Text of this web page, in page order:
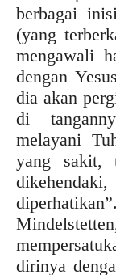
berbagai
(yang
mengawali
dengan
dia akan
di
melayani
yang sakit,
dirinya